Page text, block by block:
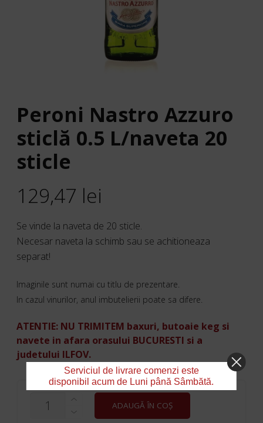
Peroni Nastro Azzuro
sticlă 0.5 L/naveta 20
sticle
129,47 lei
Se vinde la naveta de 20 sticle.
Necesar naveta la schimb sau se achitioneaza
separat!
Imaginile sunt numai cu titlu de prezentare.
In cazul vinurilor, anul imbutelierii poate sa difere.
ATENTIE: NU TRIMITEM baxuri, butoaie keg si
navete in afara orasului BUCURESTI si a
judetului ILFOV.
PERONI
ADAUGĂ ÎN COȘ
Serviciul de livrare comenzi este
disponibil acum de Luni până Sâmbătă.